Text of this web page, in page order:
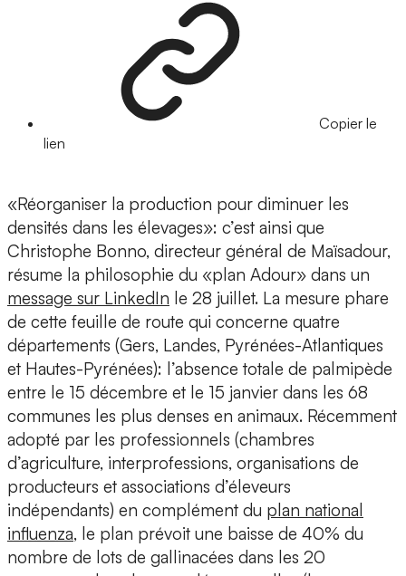
Copier le
lien
«Réorganiser la production pour diminuer les
densités dans les élevages»: c’est ainsi que
Christophe Bonno, directeur général de Maïsadour,
résume la philosophie du «plan Adour» dans un
message sur LinkedIn le 28 juillet. La mesure phare
de cette feuille de route qui concerne quatre
départements (Gers, Landes, Pyrénées-Atlantiques
et Hautes-Pyrénées): l’absence totale de palmipède
entre le 15 décembre et le 15 janvier dans les 68
communes les plus denses en animaux. Récemment
adopté par les professionnels (chambres
d’agriculture, interprofessions, organisations de
producteurs et associations d’éleveurs
indépendants) en complément du plan national
influenza, le plan prévoit une baisse de 40% du
nombre de lots de gallinacées dans les 20